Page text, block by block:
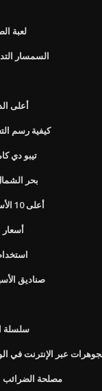
لعبة
السمسار
أعلى
كيفية رسم
تيبو دي
بحر
أعلى 10 الأسهم الهندية طويلة الأجل
أسعار
صناديق
سلسلة
عبر الإنترنت في
مصلحة الضرائب